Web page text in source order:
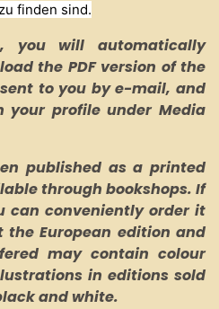
finden sind.
you will automatically
the PDF version of the
to you by e-mail, and
profile under Media
published as a printed
through bookshops. If
can conveniently order it
the European edition and
maycontain colour
in editions sold
and white.